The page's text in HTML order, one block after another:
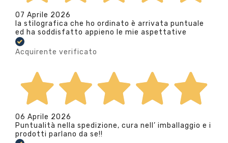
07 Aprile 2026
la stilografica che ho ordinato è arrivata puntuale
ed ha soddisfatto appieno le mie aspettative
Acquirente verificato
06 Aprile 2026
Puntualità nella spedizione, cura nell’ imballaggio e i
prodotti parlano da se!!